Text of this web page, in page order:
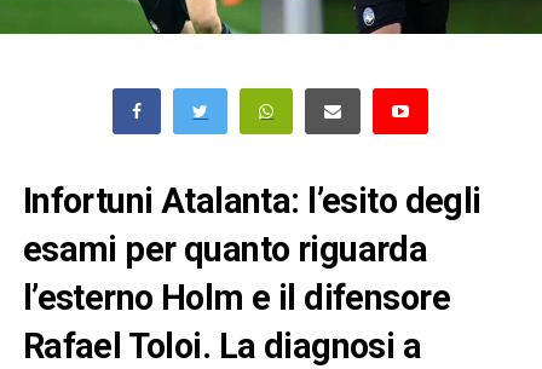
Infortuni Atalanta: l’esito degli
esami per quanto riguarda
l’esterno Holm e il difensore
Rafael Toloi. La diagnosi a